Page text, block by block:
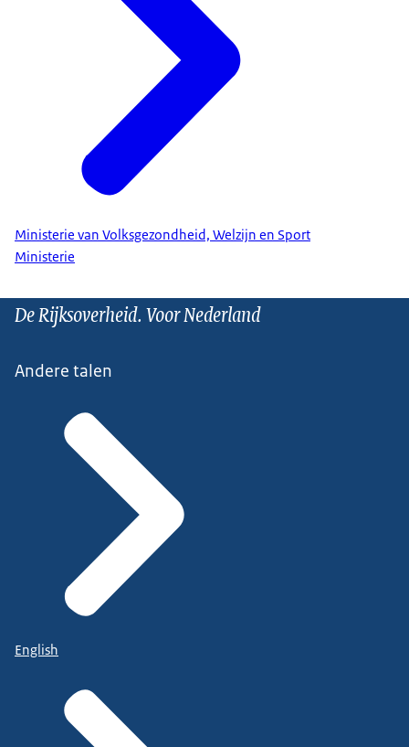
Ministerie van Volksgezondheid, Welzijn en Sport
Ministerie
De Rijksoverheid. Voor Nederland
Andere talen
English